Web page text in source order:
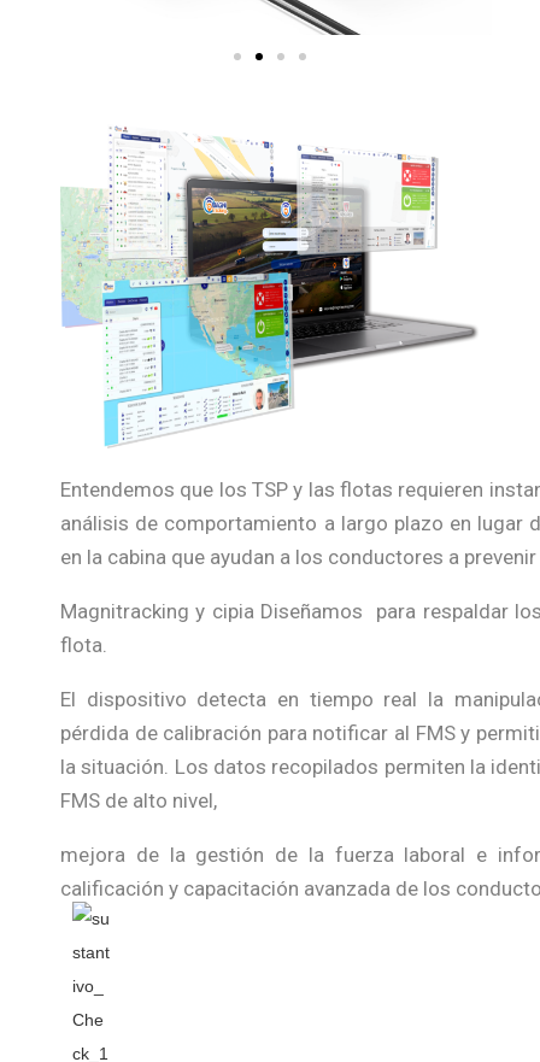
Entendemos que los TSP y las flotas requieren
análisis de comportamiento a largo plazo en lugar
en la cabina que ayudan a los conductores a
Magnitracking y cipia Diseñamos para respaldar
flota.
El dispositivo detecta en tiempo real la
pérdida de calibración para notificar al FMS y
la situación. Los datos recopilados permiten la
FMS de alto nivel,
mejora de la gestión de la fuerza laboral e
calificación y capacitación avanzada de los